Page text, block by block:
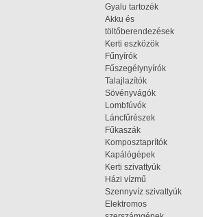
Gyalu tartozék
Akku és
töltőberendezések
Kerti eszközök
Fűnyírók
Fűszegélynyírók
Talajlazítók
Sövényvágók
Lombfúvók
Láncfűrészek
Fűkaszák
Komposztaprítók
Kapálógépek
Kerti szivattyúk
Házi vízmű
Szennyvíz szivattyúk
Elektromos